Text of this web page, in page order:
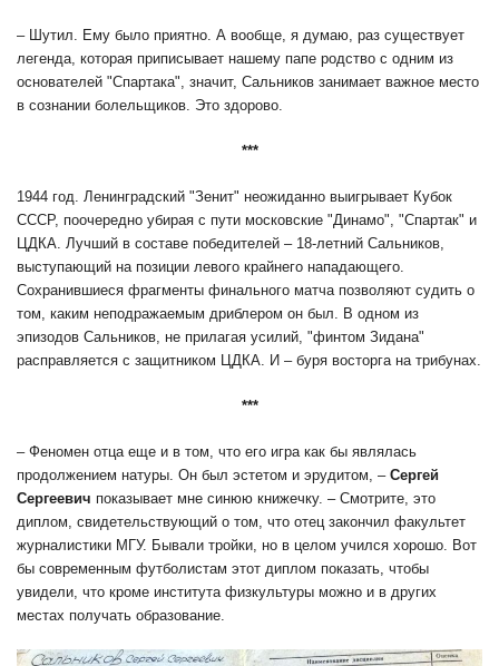
– Шутил. Ему было приятно. А вообще, я думаю, раз существует
легенда, которая приписывает нашему папе родство с одним из
основателей "Спартака", значит, Сальников занимает важное место
в сознании болельщиков. Это здорово.
***
1944 год. Ленинградский "Зенит" неожиданно выигрывает Кубок
СССР, поочередно убирая с пути московские "Динамо", "Спартак" и
ЦДКА. Лучший в составе победителей – 18-летний Сальников,
выступающий на позиции левого крайнего нападающего.
Сохранившиеся фрагменты финального матча позволяют судить о
том, каким неподражаемым дриблером он был. В одном из
эпизодов Сальников, не прилагая усилий, "финтом Зидана"
расправляется с защитником ЦДКА. И – буря восторга на трибунах.
***
– Феномен отца еще и в том, что его игра как бы являлась
продолжением натуры. Он был эстетом и эрудитом, – Сергей
Сергеевич показывает мне синюю книжечку. – Смотрите, это
диплом, свидетельствующий о том, что отец закончил факультет
журналистики МГУ. Бывали тройки, но в целом учился хорошо. Вот
бы современным футболистам этот диплом показать, чтобы
увидели, что кроме института физкультуры можно и в других
местах получать образование.